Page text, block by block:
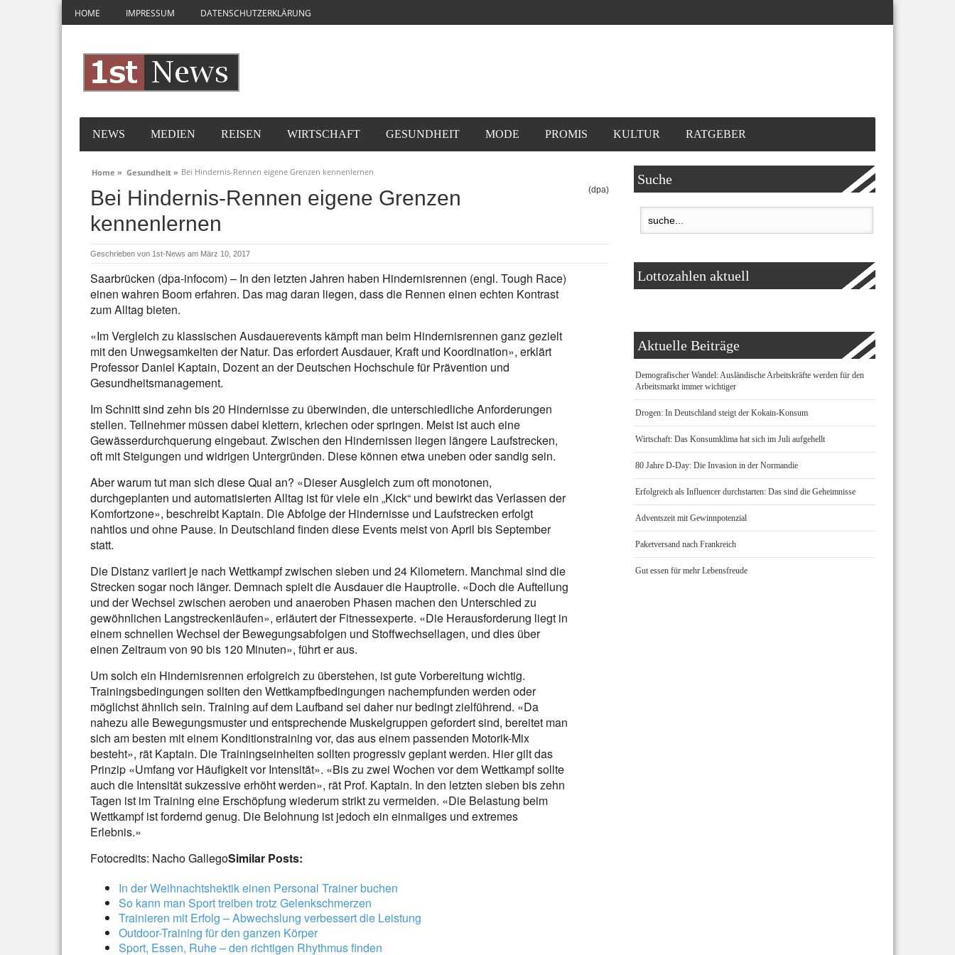
HOME IMPRESSUM DATENSCHUTZERKLÄRUNG
NEWS MEDIEN REISEN WIRTSCHAFT GESUNDHEIT MODE PROMIS KULTUR RATGEBER
Home » Gesundheit » Bei Hindernis-Rennen eigene Grenzen kennenlernen
Bei Hindernis-Rennen eigene Grenzen
kennenlernen
(dpa)
Geschrieben von 1st-News am März 10, 2017
Saarbrücken (dpa-infocom) – In den letzten Jahren haben Hindernisrennen (engl. Tough Race)
einen wahren Boom erfahren. Das mag daran liegen, dass die Rennen einen echten Kontrast
zum Alltag bieten.
«Im Vergleich zu klassischen Ausdauerevents kämpft man beim Hindernisrennen ganz gezielt
mit den Unwegsamkeiten der Natur. Das erfordert Ausdauer, Kraft und Koordination», erklärt
Professor Daniel Kaptain, Dozent an der Deutschen Hochschule für Prävention und
Gesundheitsmanagement.
Im Schnitt sind zehn bis 20 Hindernisse zu überwinden, die unterschiedliche Anforderungen
stellen. Teilnehmer müssen dabei klettern, kriechen oder springen. Meist ist auch eine
Gewässerdurchquerung eingebaut. Zwischen den Hindernissen liegen längere Laufstrecken,
oft mit Steigungen und widrigen Untergründen. Diese können etwa uneben oder sandig sein.
Aber warum tut man sich diese Qual an? «Dieser Ausgleich zum oft monotonen,
durchgeplanten und automatisierten Alltag ist für viele ein „Kick“ und bewirkt das Verlassen der
Komfortzone», beschreibt Kaptain. Die Abfolge der Hindernisse und Laufstrecken erfolgt
nahtlos und ohne Pause. In Deutschland finden diese Events meist von April bis September
statt.
Die Distanz variiert je nach Wettkampf zwischen sieben und 24 Kilometern. Manchmal sind die
Strecken sogar noch länger. Demnach spielt die Ausdauer die Hauptrolle. «Doch die Aufteilung
und der Wechsel zwischen aeroben und anaeroben Phasen machen den Unterschied zu
gewöhnlichen Langstreckenläufen», erläutert der Fitnessexperte. «Die Herausforderung liegt in
einem schnellen Wechsel der Bewegungsabfolgen und Stoffwechsellagen, und dies über
einen Zeitraum von 90 bis 120 Minuten», führt er aus.
Um solch ein Hindernisrennen erfolgreich zu überstehen, ist gute Vorbereitung wichtig.
Trainingsbedingungen sollten den Wettkampfbedingungen nachempfunden werden oder
möglichst ähnlich sein. Training auf dem Laufband sei daher nur bedingt zielführend. «Da
nahezu alle Bewegungsmuster und entsprechende Muskelgruppen gefordert sind, bereitet man
sich am besten mit einem Konditionstraining vor, das aus einem passenden Motorik-Mix
besteht», rät Kaptain. Die Trainingseinheiten sollten progressiv geplant werden. Hier gilt das
Prinzip «Umfang vor Häufigkeit vor Intensität». «Bis zu zwei Wochen vor dem Wettkampf sollte
auch die Intensität sukzessive erhöht werden», rät Prof. Kaptain. In den letzten sieben bis zehn
Tagen ist im Training eine Erschöpfung wiederum strikt zu vermeiden. «Die Belastung beim
Wettkampf ist fordernd genug. Die Belohnung ist jedoch ein einmaliges und extremes
Erlebnis.»
Fotocredits: Nacho GallegoSimilar Posts:
In der Weihnachtshektik einen Personal Trainer buchen
So kann man Sport treiben trotz Gelenkschmerzen
Trainieren mit Erfolg – Abwechslung verbessert die Leistung
Outdoor-Training für den ganzen Körper
Sport, Essen, Ruhe – den richtigen Rhythmus finden
Suche
Lottozahlen aktuell
Aktuelle Beiträge
Demografischer Wandel: Ausländische Arbeitskräfte werden für den
Arbeitsmarkt immer wichtiger
Drogen: In Deutschland steigt der Kokain-Konsum
Wirtschaft: Das Konsumklima hat sich im Juli aufgehellt
80 Jahre D-Day: Die Invasion in der Normandie
Erfolgreich als Influencer durchstarten: Das sind die Geheimnisse
Adventszeit mit Gewinnpotenzial
Paketversand nach Frankreich
Gut essen für mehr Lebensfreude